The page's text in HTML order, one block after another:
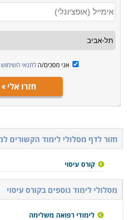
אני מסכים/ה לתנאי השימוש
חזרו אלי
חזור לדף מסלולי לימוד הקשורים ל
קורס עיסוי
מסלולי לימוד נוספים בקורס עיסוי
לימודי רפואה משלימה